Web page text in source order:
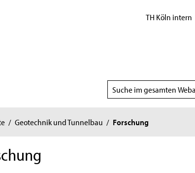
TH Köln intern
Suchbereich
wählen
/ Geotechnik und Tunnelbau / Forschung